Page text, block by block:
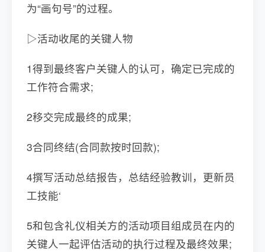
为“画句号”的过程。
▷活动收尾的关键人物
1得到最终客户关键人的认可，确定已完成的
工作符合需求;
2移交完成最终的成果;
3合同终结(合同款按时回款);
4撰写活动总结报告，总结经验教训，更新员
工技能‘
5和包含礼仪相关方的活动项目组成员在内的
关键人一起评估活动的执行过程及最终效果;